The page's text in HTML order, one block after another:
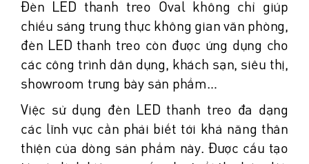
Đèn LED thanh treo Oval không chỉ giúp
chiếu sáng trung thực không gian văn phòng,
đèn LED thanh treo còn được ứng dụng cho
các công trình dân dụng, khách sạn, siêu thị,
showroom trưng bày sản phẩm…
Việc sử dụng đèn LED thanh treo đa dạng
các lĩnh vực cần phải biết tới khả năng thân
thiện của dòng sản phẩm này. Được cấu tạo